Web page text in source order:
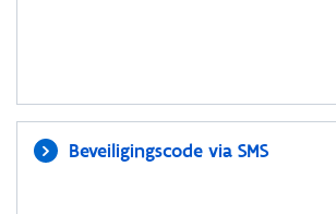
Beveiligingscode via SMS